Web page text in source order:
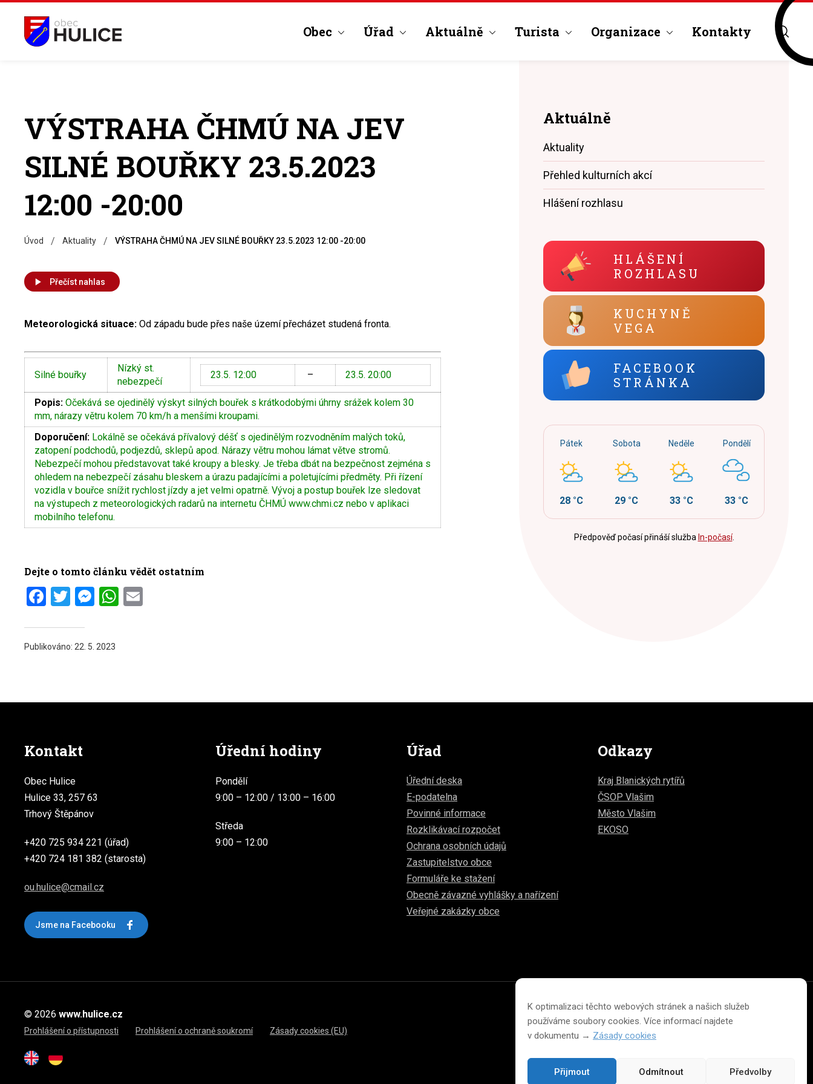
K optimalizaci těchto webových stránek a našich služeb
používáme soubory cookies. Více informací najdete
v dokumentu → Zásady cookies
Přijmout Odmítnout Předvolby
Obec Úřad Aktuálně Turista Organizace Kontakty
VÝSTRAHA ČHMÚ NA JEV
SILNÉ BOUŘKY 23.5.2023
12:00 -20:00
Úvod / Aktuality / VÝSTRAHA ČHMÚ NA JEV SILNÉ BOUŘKY 23.5.2023 12:00 -20:00
Přečíst nahlas
Meteorologická situace: Od západu bude přes naše území přecházet studená fronta.
Silné bouřky
Nízký st.
nebezpečí
23.5. 12:00 – 23.5. 20:00
Popis: Očekává se ojedinělý výskyt silných bouřek s krátkodobými úhrny srážek kolem 30
mm, nárazy větru kolem 70 km/h a menšími kroupami.
Doporučení: Lokálně se očekává přívalový déšť s ojedinělým rozvodněním malých toků,
zatopení podchodů, podjezdů, sklepů apod. Nárazy větru mohou lámat větve stromů.
Nebezpečí mohou představovat také kroupy a blesky. Je třeba dbát na bezpečnost zejména s
ohledem na nebezpečí zásahu bleskem a úrazu padajícími a poletujícími předměty. Při řízení
vozidla v bouřce snížit rychlost jízdy a jet velmi opatrně. Vývoj a postup bouřek lze sledovat
na výstupech z meteorologických radarů na internetu ČHMÚ www.chmi.cz nebo v aplikaci
mobilního telefonu.
Dejte o tomto článku vědět ostatním
Facebook
Twitter
Messenger
WhatsApp
Publikováno: 22. 5. 2023
Aktuálně
Aktuality
Přehled kulturních akcí
Hlášení rozhlasu
HLÁŠENÍ
ROZHLASU
KUCHYNĚ
VEGA
FACEBOOK
STRÁNKA
Pátek
28 °C
Sobota
29 °C
Neděle
33 °C
Pondělí
33 °C
Předpověď počasí přináší služba In-počasí.
Kontakt
Obec Hulice
Hulice 33, 257 63
Trhový Štěpánov
+420 725 934 221 (úřad)
+420 724 181 382 (starosta)
ou.hulice@cmail.cz
Jsme na Facebooku
Úřední hodiny
Pondělí
9:00 – 12:00 / 13:00 – 16:00
Středa
9:00 – 12:00
Úřad
Úřední deska
E-podatelna
Povinné informace
Rozklikávací rozpočet
Ochrana osobních údajů
Zastupitelstvo obce
Formuláře ke stažení
Obecně závazné vyhlášky a nařízení
Veřejné zakázky obce
Odkazy
Kraj Blanických rytířů
ČSOP Vlašim
Město Vlašim
EKOSO
© 2026 www.hulice.cz
Prohlášení o přístupnosti Prohlášení o ochraně soukromí Zásady cookies (EU)
Změna velikosti písma na webu